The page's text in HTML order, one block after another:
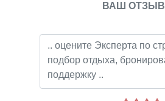
ВАШ ОТЗЫВ